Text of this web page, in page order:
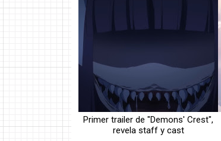
Primer trailer de "Demons' Crest",
revela staff y cast